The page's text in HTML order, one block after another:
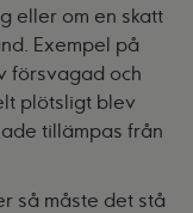
eller om en skatt
Exempel på
försvagad och
plötsligt blev
tillämpas från
så måste det stå